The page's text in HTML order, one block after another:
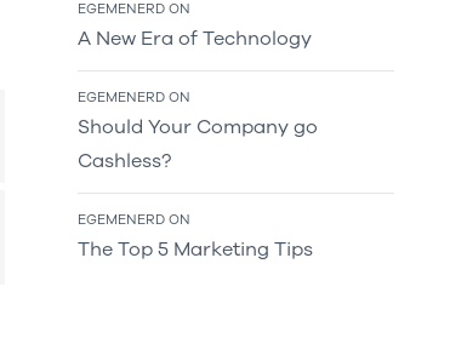
EGEMENERD ON
A New Era of Technology
EGEMENERD ON
Should Your Company go
Cashless?
EGEMENERD ON
The Top 5 Marketing Tips